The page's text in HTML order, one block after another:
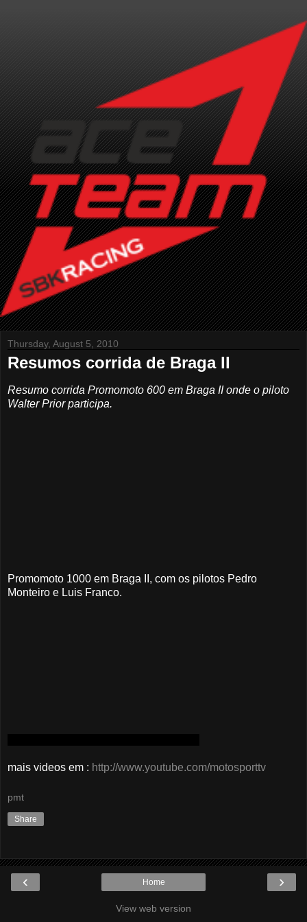
Thursday, August 5, 2010
Resumos corrida de Braga II
Resumo corrida Promomoto 600 em Braga II onde o piloto
Walter Prior participa.
Promomoto 1000 em Braga II, com os pilotos Pedro
Monteiro e Luis Franco.
mais videos em : http://www.youtube.com/motosporttv
pmt
Share
‹ ›
Home
View web version